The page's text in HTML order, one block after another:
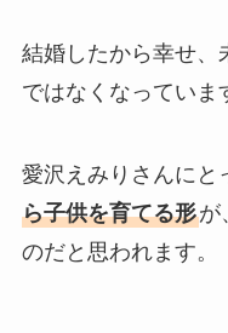
結婚したから幸せ、
ではなくなっていま
愛沢えみりさんにと
ら子供を育てる形が
のだと思われます。